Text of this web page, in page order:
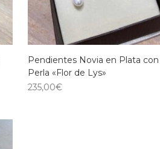
Pendientes Novia en Plata con
Perla «Flor de Lys»
235,00€